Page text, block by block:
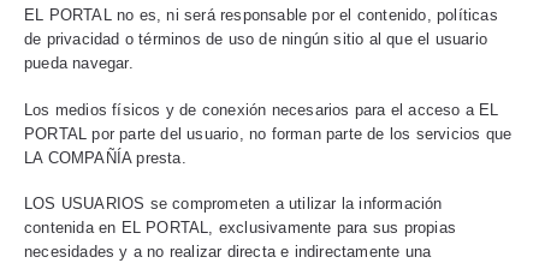
EL PORTAL no es, ni será responsable por el contenido, políticas
de privacidad o términos de uso de ningún sitio al que el usuario
pueda navegar.
Los medios físicos y de conexión necesarios para el acceso a EL
PORTAL por parte del usuario, no forman parte de los servicios que
LA COMPAÑÍA presta.
LOS USUARIOS se comprometen a utilizar la información
contenida en EL PORTAL, exclusivamente para sus propias
necesidades y a no realizar directa e indirectamente una